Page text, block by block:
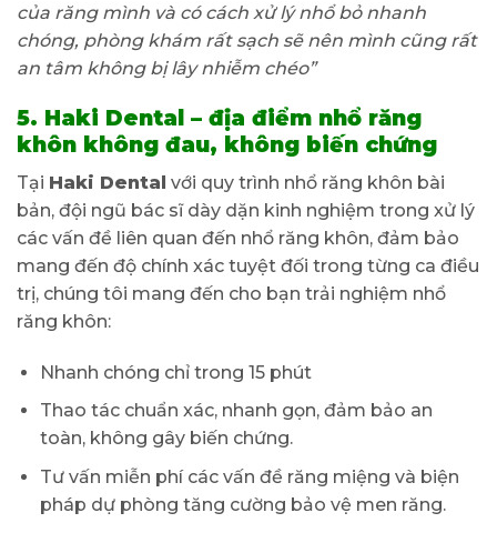
của răng mình và có cách xử lý nhổ bỏ nhanh
chóng, phòng khám rất sạch sẽ nên mình cũng rất
an tâm không bị lây nhiễm chéo”
5. Haki Dental – địa điểm nhổ răng
khôn không đau, không biến chứng
Tại Haki Dental với quy trình nhổ răng khôn bài
bản, đội ngũ bác sĩ dày dặn kinh nghiệm trong xử lý
các vấn đề liên quan đến nhổ răng khôn, đảm bảo
mang đến độ chính xác tuyệt đối trong từng ca điều
trị, chúng tôi mang đến cho bạn trải nghiệm nhổ
răng khôn:
Nhanh chóng chỉ trong 15 phút
Thao tác chuẩn xác, nhanh gọn, đảm bảo an
toàn, không gây biến chứng.
Tư vấn miễn phí các vấn đề răng miệng và biện
pháp dự phòng tăng cường bảo vệ men răng.